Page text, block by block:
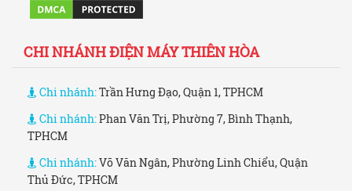
CHI NHÁNH ĐIỆN MÁY THIÊN HÒA
Chi nhánh:Trần Hưng Đạo, Quận 1, TPHCM
Chi nhánh:Phan Văn Trị, Phường 7, Bình Thạnh,
TPHCM
Chi nhánh:Võ Văn Ngân, Phường Linh Chiểu, Quận
Thủ Đức, TPHCM